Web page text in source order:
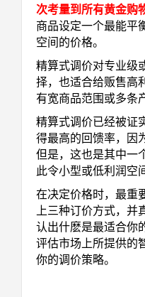
次考量到所有黄金购
商品设定一个最能平
空间的价格。
精算式调价对专业级
择，也适合给贩售高
有宽商品范围或多条
精算式调价已经被证
得最高的回馈率，因
但是，这也是其中一
此令小型或低利润空
在决定价格时，最重
上三种订价方式，
认出什麽是最适合你
评估市场上所提供的
你的调价策略。